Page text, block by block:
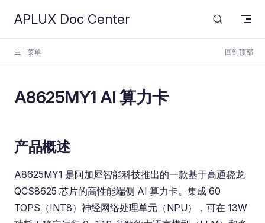
Skip to content
APLUX Doc Center
菜单 回到顶部
A8625MY1 AI 算力卡
产品概述
A8625MY1 是阿加犀智能科技推出的一款基于高通骁龙
QCS8625 芯片的高性能端侧 AI 算力卡。集成 60
TOPS（INT8）神经网络处理单元（NPU），可在 13W